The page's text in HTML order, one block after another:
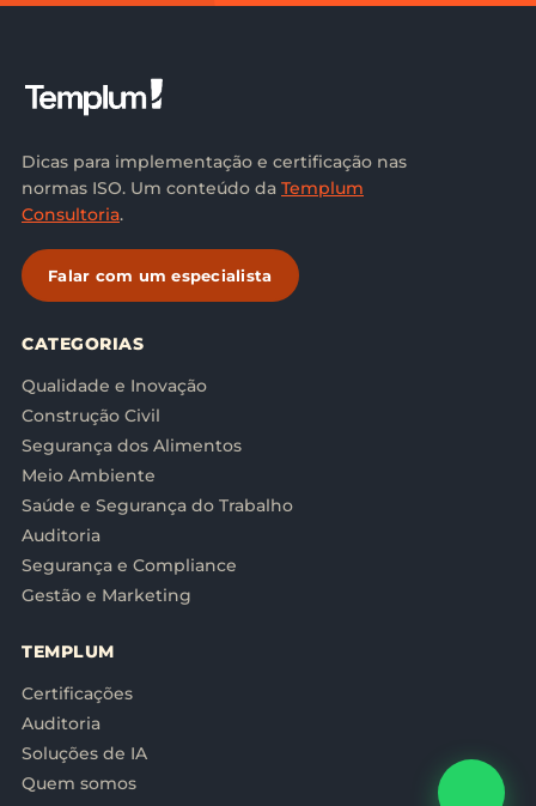
Dicas para implementação e certificação nas
normas ISO. Um conteúdo da Templum
Consultoria.
Falar com um especialista
CATEGORIAS
Qualidade e Inovação
Construção Civil
Segurança dos Alimentos
Meio Ambiente
Saúde e Segurança do Trabalho
Auditoria
Segurança e Compliance
Gestão e Marketing
TEMPLUM
Certificações
Auditoria
Soluções de IA
Quem somos